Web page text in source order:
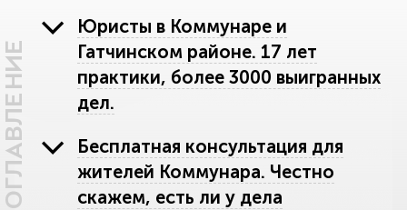
ОГЛАВЛЕНИЕ
Юристы в Коммунаре и
Гатчинском районе. 17 лет
практики, более 3000 выигранных
дел.
Бесплатная консультация для
жителей Коммунара. Честно
скажем, есть ли у дела